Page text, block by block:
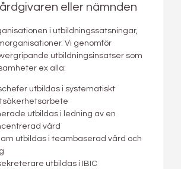
eller nämnden
i utbildningssatsningar,
Vi genomför
utbildningsinsatser som
ex alla:
utbildas i systematiskt
utbildas i ledning av en
vård
utbildas i teambaserad vård och
utbildas i IBIC